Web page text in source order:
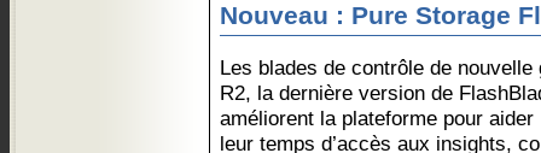
Nouveau : Pure Storage
Les blades de contrôle de
R2, la dernière version de
améliorent la plateforme pour
leur temps d’accès aux insights,